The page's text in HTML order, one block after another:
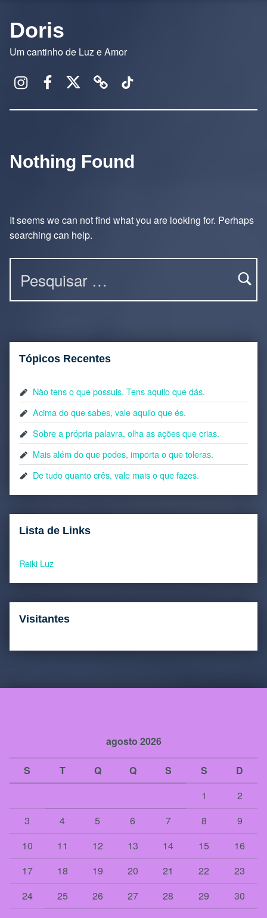
Doris
Um cantinho de Luz e Amor
Nothing Found
It seems we can not find what you are looking for. Perhaps
searching can help.
Pesquisar por:
Tópicos Recentes
Não tens o que possuis. Tens aquilo que dás.
Acima do que sabes, vale aquilo que és.
Sobre a própria palavra, olha as ações que crias.
Mais além do que podes, importa o que toleras.
De tudo quanto crês, vale mais o que fazes.
Lista de Links
Reiki Luz
Visitantes
agosto 2026
S T Q Q S S
D
1
2
3
4 5 6 7 8
9
10
11 12 13 14 15
16
17
18 19 20 21 22
23
24
25 26 27 28 29
30